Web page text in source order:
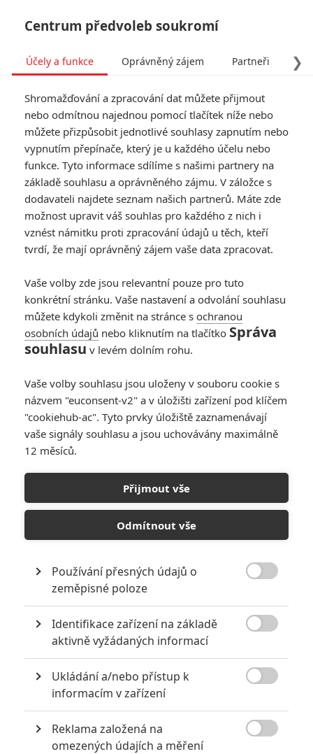
ULU: Obří krokodýl si udělá
z nic netušících lidí
svačinku
Napsal:Petr Slavík - (Anarvin), 27.02.2026 13:18
AV Pictures
Nový thriller nás zavede hluboko do pralesů Bornea, kde
se před čtvrt stoletím natáčení úplně první americký
Australský režisérAndrew Trauckimá bohaté zkušenosti v
žánru survival thrilleru díky sériímÚtes
Krvavá laguna. Jeho
se v bornejských deštných pralesích.
Čtěte také:
Dinosauři se vracejí do Vietnamu –
Primitive War 2 míří před kamery
Děj posílá skupinu místních obyvatel i cizinců do odlehlého
říčního povodí hluboko v džungli Bornea. Série násilných
incidentů postupně odhalí, že oblast obývá obrovský, vysoce
existuje jen v legendách, a který se nyní nebezpečně přiblížil
Centrum předvoleb soukromí
❯
Účely a funkce Oprávněný zájem Partneři
Shromažďování a zpracování dat můžete přijmout
nebo odmítnou najednou pomocí tlačítek níže nebo
můžete přizpůsobit jednotlivé souhlasy zapnutím nebo
vypnutím přepínače, který je u každého účelu nebo
funkce. Tyto informace sdílíme s našimi partnery na
základě souhlasu a oprávněného zájmu. V záložce s
dodavateli najdete seznam našich partnerů. Máte zde
možnost upravit váš souhlas pro každého z nich i
vznést námitku proti zpracování údajů u těch, kteří
tvrdí, že mají oprávněný zájem vaše data zpracovat.
Vaše volby zde jsou relevantní pouze pro tuto
konkrétní stránku. Vaše nastavení a odvolání souhlasu
můžete kdykoli změnit na stránce s ochranou
osobních údajů nebo kliknutím na tlačítko Správa
souhlasu v levém dolním rohu.
Vaše volby souhlasu jsou uloženy v souboru cookie s
názvem "euconsent-v2" a v úložišti zařízení pod klíčem
"cookiehub-ac". Tyto prvky úložiště zaznamenávají
vaše signály souhlasu a jsou uchovávány maximálně
12 měsíců.
Přijmout vše
Odmítnout vše
Používání přesných údajů o
zeměpisné poloze
Identifikace zařízení na základě
aktivně vyžádaných informací
Ukládání a/nebo přístup k
informacím v zařízení
Reklama založená na
omezených údajích a měření